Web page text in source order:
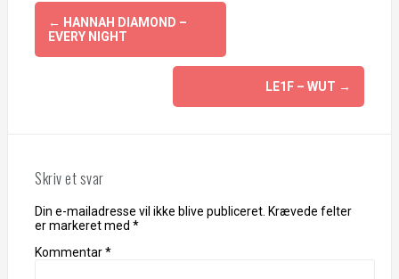
Indlægsnavigation
← HANNAH DIAMOND –
EVERY NIGHT
LE1F – WUT →
Skriv et svar
Din e-mailadresse vil ikke blive publiceret. Krævede felter
er markeret med *
Kommentar*